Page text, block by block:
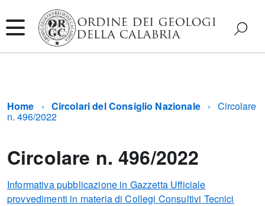
Home Circolari del Consiglio Nazionale Circolare
n. 496/2022
Circolare n. 496/2022
Informativa pubblicazione in Gazzetta Ufficiale
provvedimenti in materia di Collegi Consultivi Tecnici